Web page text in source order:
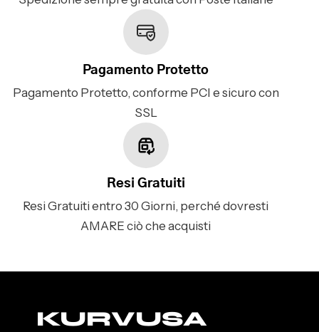
Pagamento Protetto
Pagamento Protetto, conforme PCI e sicuro con
SSL
Resi Gratuiti
Resi Gratuiti entro 30 Giorni, perché dovresti
AMARE ciò che acquisti
KURVUSA